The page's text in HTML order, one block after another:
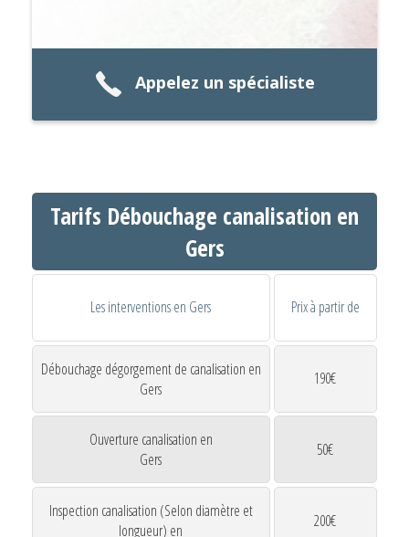
Appelez un spécialiste
Tarifs Débouchage canalisation en
Gers
Les interventions en Gers Prix à partir de
Débouchage dégorgement de canalisation en
Gers
190€
Ouverture canalisation en
Gers
50€
Inspection canalisation (Selon diamètre et
longueur) en
200€